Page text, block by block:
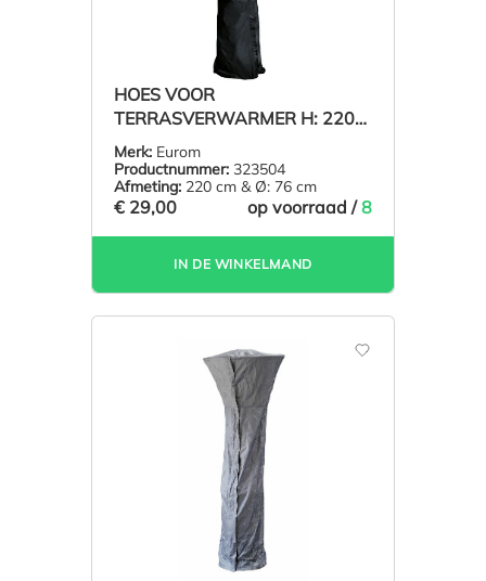
HOES VOOR
TERRASVERWARMER H: 220
CM Ø: 76 CM
Merk: Eurom
Productnummer: 323504
Afmeting: 220 cm & Ø: 76 cm
€ 29,00 op voorraad /8
IN DE WINKELMAND